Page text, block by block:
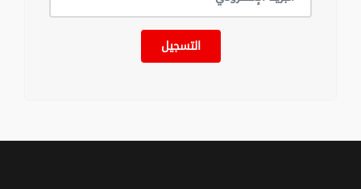
التسجيل